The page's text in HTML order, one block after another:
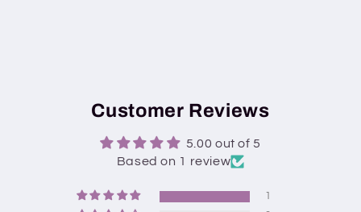
Customer Reviews
5.00 out of 5
Based on 1 review
1